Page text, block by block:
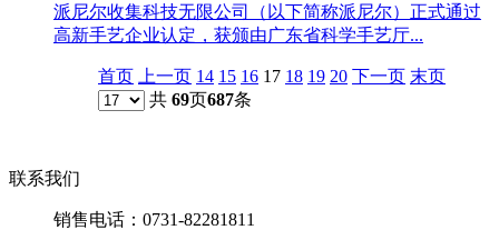
派尼尔收集科技无限公司（以下简称派尼尔）正式通过
高新手艺企业认定，获颁由广东省科学手艺厅...
首页 上一页 14 15 16 17 18 19 20 下一页 末页
共 69页687条
联系我们
销售电话：0731-82281811